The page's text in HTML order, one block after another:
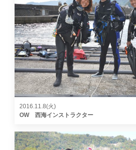
2016.11.8(火)
OW 西海インストラクター